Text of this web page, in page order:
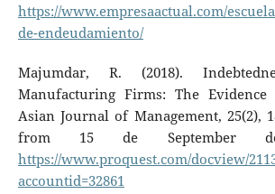
https://www.empresaactual.com/
de-endeudamiento/
Majumdar, R. (2018).
Manufacturing Firms: The Evidence
Asian Journal of Management, 25(2),
from 15 de September
https://www.proquest.com/docview/
accountid=32861